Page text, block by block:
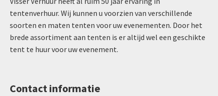
tentenverhuur. Wij kunnen u voorzien van verschillende
soorten en maten tenten voor uw evenementen. Door het
brede assortiment aan tenten is er altijd wel een geschikte
tent te huur voor uw evenement.
Contact informatie